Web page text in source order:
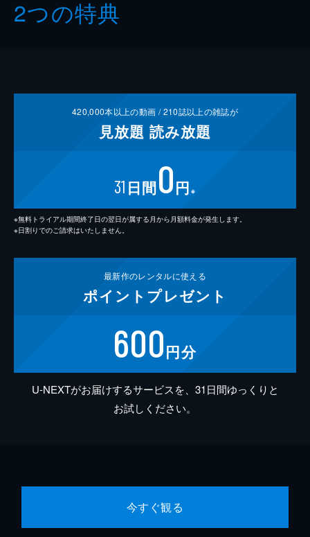
2つの特典
420,000本以上の動画 /210誌以上の雑誌が
見放題 読み放題
31 日間0円 ※
※無料トライアル期間終了日の翌日が属する月から月額料金が発生します。
※日割りでのご請求はいたしません。
最新作のレンタルに使える
ポイント プレゼント
600円分
U-NEXTがお届けするサービスを、31日間ゆっくりと
お試しください。
今すぐ観る